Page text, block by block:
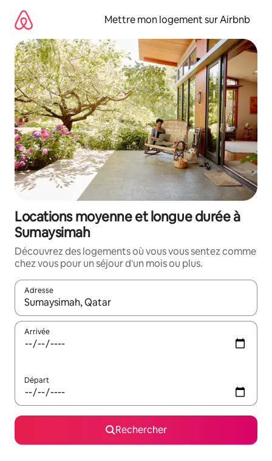
directement
contenu
Mettre mon logement sur Airbnb
Locations moyenne et longue durée à
Sumaysimah
Découvrez des logements où vous vous sentez comme
chez vous pour un séjour d'un mois ou plus.
Adresse
Lorsque les résultats s'affichent, utilisez les flèches vers le
Arrivée
Départ
Rechercher